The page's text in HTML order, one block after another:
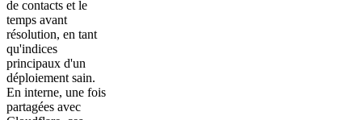
de contacts et le
temps avant
résolution, en tant
qu'indices
principaux d'un
déploiement sain.
En interne, une fois
partagées avec